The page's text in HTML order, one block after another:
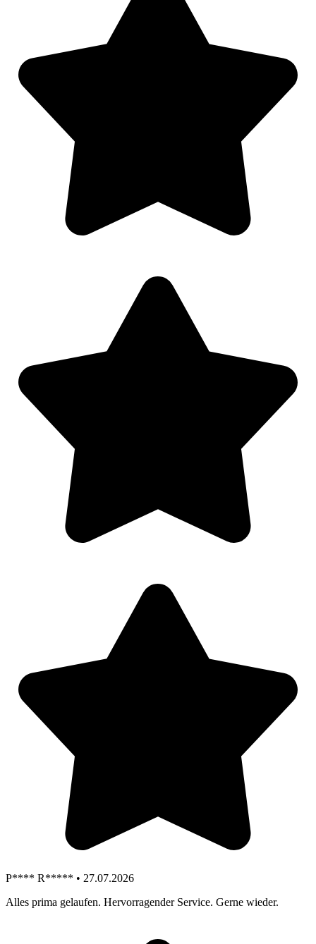
P**** R***** • 27.07.2026
Alles prima gelaufen. Hervorragender Service. Gerne wieder.